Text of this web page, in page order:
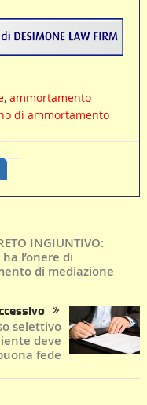
, ammortamento
di ammortamento
INGIUNTIVO:
l’onere di
di mediazione
selettivo
deve
fede